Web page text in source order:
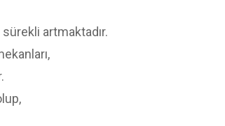
sürekli artmaktadır.